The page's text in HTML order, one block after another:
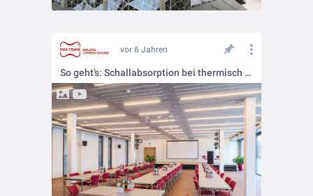
vor 6 Jahren
So geht’s: Schallabsorption bei thermisch aktivierten Bauteilen